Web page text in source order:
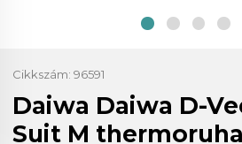
Cikkszám: 96591
Daiwa Daiwa D-
Suit M thermoruha